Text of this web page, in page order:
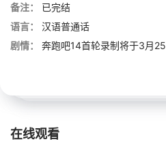
备注：
已完结
语言：
汉语普通话
剧情：
奔跑吧14首轮录制将于3月
在线观看